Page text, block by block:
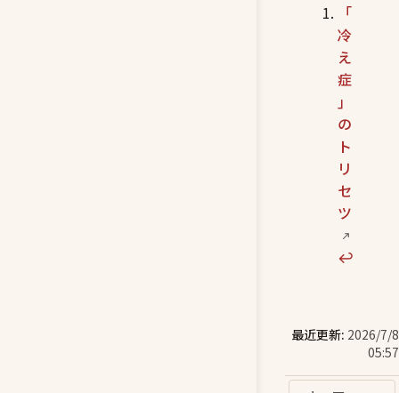
「
冷
え
症
」
の
ト
リ
セ
ツ
↩︎
最近更新: 2026/7/8
05:57